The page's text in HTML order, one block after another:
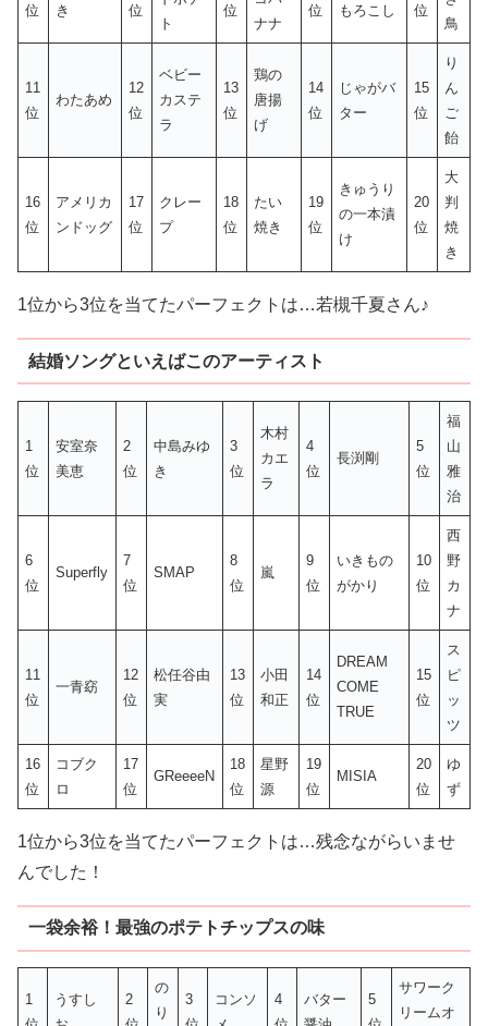
位
き
位
ト
位
ナナ
位
もろこし
位
鳥
11
位
わたあめ
12
位
ベビー
カステ
ラ
13
位
鶏の
唐揚
げ
14
位
じゃがバ
ター
15
位
り
ん
ご
飴
16
位
アメリカ
ンドッグ
17
位
クレー
プ
18
位
たい
焼き
19
位
きゅうり
の一本漬
け
20
位
大
判
焼
き
1位から3位を当てたパーフェクトは…若槻千夏さん♪
結婚ソングといえばこのアーティスト
1
位
安室奈
美恵
2
位
中島みゆ
き
3
位
木村
カエ
ラ
4
位
長渕剛
5
位
福
山
雅
治
6
位
Superfly
7
位
SMAP
8
位
嵐
9
位
いきもの
がかり
10
位
西
野
カ
ナ
11
位
一青窈
12
位
松任谷由
実
13
位
小田
和正
14
位
DREAM
COME
TRUE
15
位
ス
ピ
ッ
ツ
16
位
コブク
ロ
17
位
GReeeeN
18
位
星野
源
19
位
MISIA
20
位
ゆ
ず
1位から3位を当てたパーフェクトは…残念ながらいませ
んでした！
一袋余裕！最強のポテトチップスの味
1
うすし
2
の
り
3
コンソ
4
バター
5
サワーク
リームオ